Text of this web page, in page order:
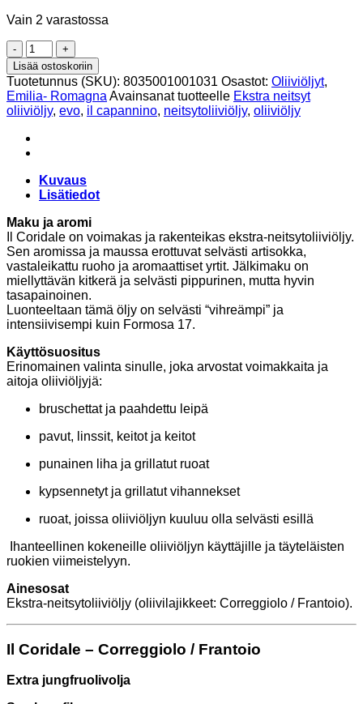
Vain 2 varastossa
Ekstra
neitsytoliiviöljy
Il
cordiale,
250ml,
Il
Capannino
määrä
Lisää ostoskoriin
Tuotetunnus (SKU): 8035001001031 Osastot: Oliiviöljyt,
Emilia- Romagna Avainsanat tuotteelle Ekstra neitsyt
oliiviöljy, evo, il capannino, neitsytoliiviöljy, oliiviöljy
Kuvaus
Lisätiedot
Maku ja aromi
Il Coridale on voimakas ja rakenteikas ekstra-neitsytoliiviöljy.
Sen aromissa ja maussa erottuvat selvästi artisokka,
vastaleikattu ruoho ja aromaattiset yrtit. Jälkimaku on
miellyttävän kitkerä ja selvästi pippurinen, mutta hyvin
tasapainoinen.
Luonteeltaan tämä öljy on selvästi “vihreämpi” ja
intensiivisempi kuin Formosa 17.
Käyttösuositus
Erinomainen valinta sinulle, joka arvostat voimakkaita ja
aitoja oliiviöljyjä:
bruschettat ja paahdettu leipä
pavut, linssit, keitot ja keitot
punainen liha ja grillatut ruoat
kypsennetyt ja grillatut vihannekset
ruoat, joissa oliiviöljyn kuuluu olla selvästi esillä
Ihanteellinen kokeneille oliiviöljyn käyttäjille ja täyteläisten
ruokien viimeistelyyn.
Ainesosat
Ekstra-neitsytoliiviöljy (oliivilajikkeet: Correggiolo / Frantoio).
Il Coridale – Correggiolo / Frantoio
Extra jungfruolivolja